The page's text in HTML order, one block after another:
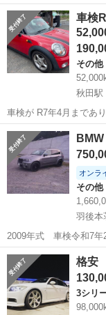
名： ＢＭＷ ■ 車種
ｉ スポーツ 検・２年
ＴＣ／クルコン／Ｐ...
福島 郡山市 3
車検
その他
秋田駅
車検が R7年4月まであります。 走って曲がって止まり
チェックランプ点灯してます。 詳しい事はわかりま
い方やご理解ある方向け。 税金も込みで総額19万円 お支払い
置きは...
秋田 秋田市
オンラ
その他
羽後本
2009年式 車検令和7年
エアロ、バックモニ
40、20 後輪 315、35、20 どちらも新品。 後輪エアサスペ
ン。 社外...
秋田 由利本荘市
格安
3シリ